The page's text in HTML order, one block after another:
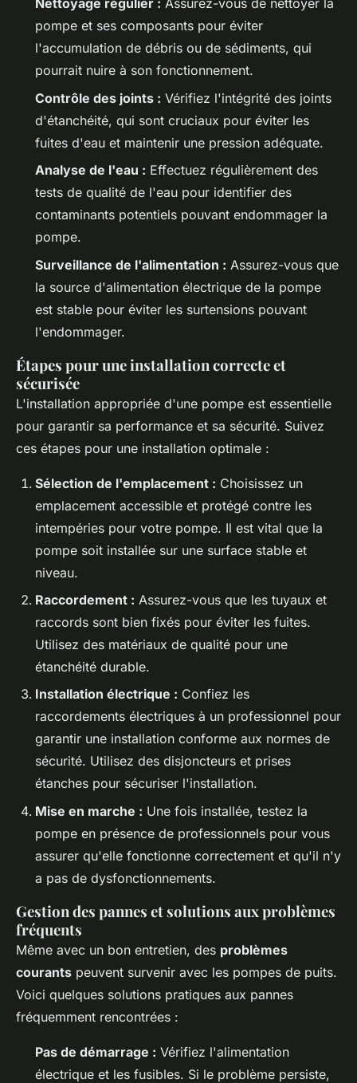
Nettoyage régulier : Assurez-vous de nettoyer la
pompe et ses composants pour éviter
l'accumulation de débris ou de sédiments, qui
pourrait nuire à son fonctionnement.
Contrôle des joints : Vérifiez l'intégrité des joints
d'étanchéité, qui sont cruciaux pour éviter les
fuites d'eau et maintenir une pression adéquate.
Analyse de l'eau : Effectuez régulièrement des
tests de qualité de l'eau pour identifier des
contaminants potentiels pouvant endommager la
pompe.
Surveillance de l'alimentation : Assurez-vous que
la source d'alimentation électrique de la pompe
est stable pour éviter les surtensions pouvant
l'endommager.
Étapes pour une installation correcte et
sécurisée
L'installation appropriée d'une pompe est essentielle
pour garantir sa performance et sa sécurité. Suivez
ces étapes pour une installation optimale :
Sélection de l'emplacement : Choisissez un
emplacement accessible et protégé contre les
intempéries pour votre pompe. Il est vital que la
pompe soit installée sur une surface stable et
niveau.
Raccordement : Assurez-vous que les tuyaux et
raccords sont bien fixés pour éviter les fuites.
Utilisez des matériaux de qualité pour une
étanchéité durable.
Installation électrique : Confiez les
raccordements électriques à un professionnel pour
garantir une installation conforme aux normes de
sécurité. Utilisez des disjoncteurs et prises
étanches pour sécuriser l'installation.
Mise en marche : Une fois installée, testez la
pompe en présence de professionnels pour vous
assurer qu'elle fonctionne correctement et qu'il n'y
a pas de dysfonctionnements.
Gestion des pannes et solutions aux problèmes
fréquents
Même avec un bon entretien, des problèmes
courants peuvent survenir avec les pompes de puits.
Voici quelques solutions pratiques aux pannes
fréquemment rencontrées :
Pas de démarrage : Vérifiez l'alimentation
électrique et les fusibles. Si le problème persiste,